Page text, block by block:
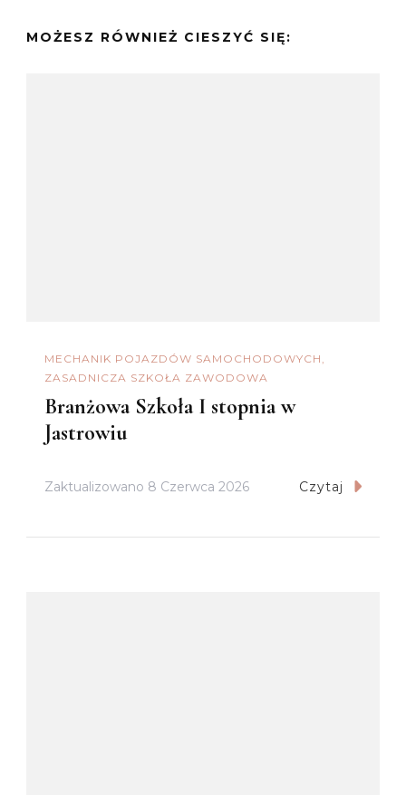
MOŻESZ RÓWNIEŻ CIESZYĆ SIĘ:
MECHANIK POJAZDÓW SAMOCHODOWYCH
ZASADNICZA SZKOŁA ZAWODOWA
Branżowa Szkoła I stopnia w
Jastrowiu
Zaktualizowano 8 Czerwca 2026 Czytaj